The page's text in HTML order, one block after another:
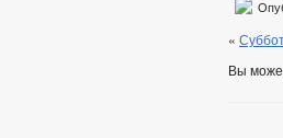
«
Вы